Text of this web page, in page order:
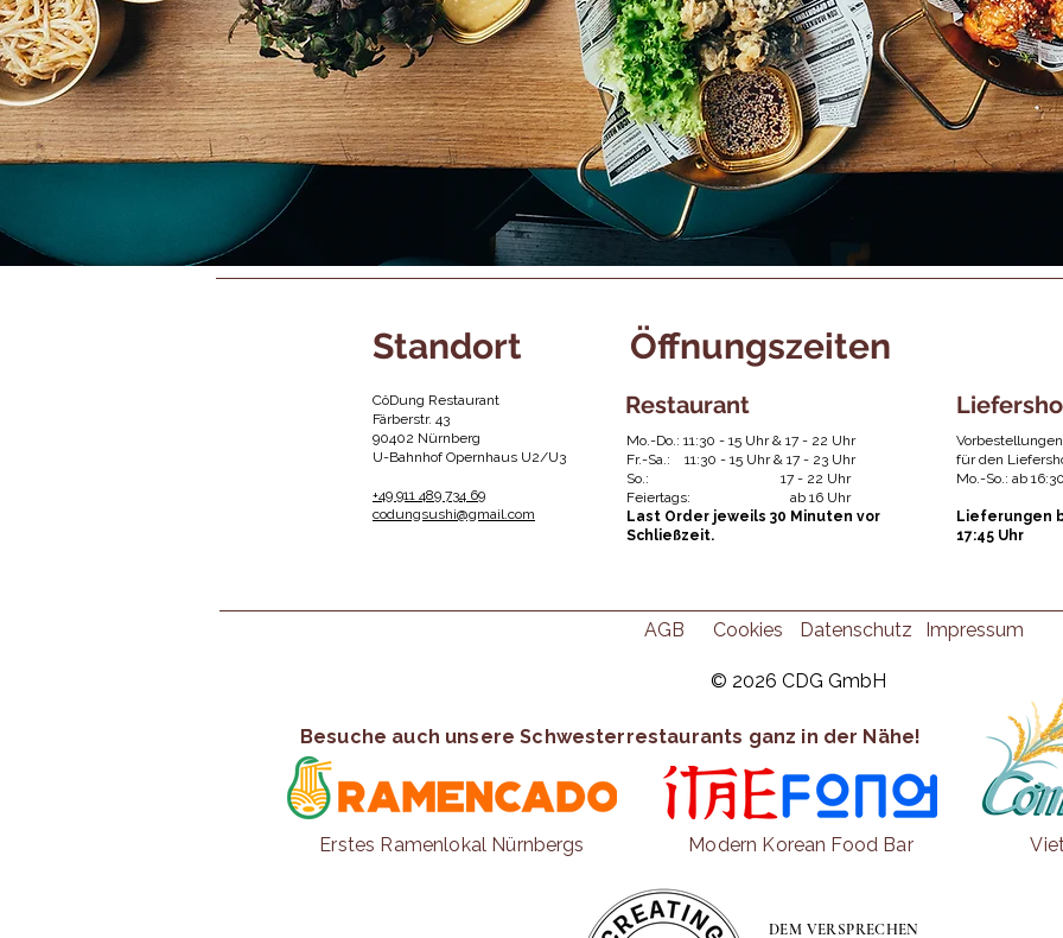
Standort
CôDung Restaurant
Färberstr. 43
90402 Nürnberg
U-Bahnhof Opernhaus U2/U3
+49 911 489 734 69
codungsushi@gmail.com​
Öffnungszeiten
Restaurant
Mo.-Do.: 11:30 - 15 Uhr & 17 - 22 Uhr
Fr.-Sa.: 11:30 - 15 Uhr & 17 - 23 Uhr
So.: 17 - 22 Uhr
​Feiertags: ab 16 Uhr
​Last Order jeweils 30 Minuten vor
Schließzeit.
AGB Cookies Datenschutz Impressum
© 2026 CDG GmbH
Besuche auch unsere Schwesterrestaurants ganz in der Nähe!
Erstes Ramenlokal Nürnbergs Modern Korean Food Bar
DEM VERSPRECHEN
Vorbestellungen
für den
Mo.-So.: ab
Lieferungen
17:45 Uhr